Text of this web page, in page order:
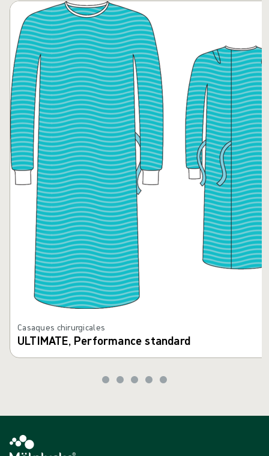
Passer le carrousel
Casaques chirurgicales
ULTIMATE, Performance standard